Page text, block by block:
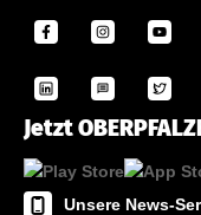
Jetzt
Unsere News-